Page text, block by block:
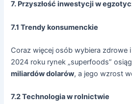
7. Przyszłość inwestycji w
7.1 Trendy konsumenckie
Coraz więcej osób wybiera zdrowe
2024 roku rynek „superfoods”
miliardów dolarów, a jego wzrost
7.2 Technologia w rolnictwie